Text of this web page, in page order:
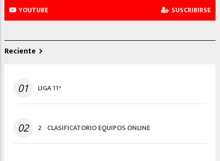
YOUTUBE SUSCRIBIRSE
Reciente
01 LIGA 11ª
02 2º CLASIFICATORIO EQUIPOS ONLINE